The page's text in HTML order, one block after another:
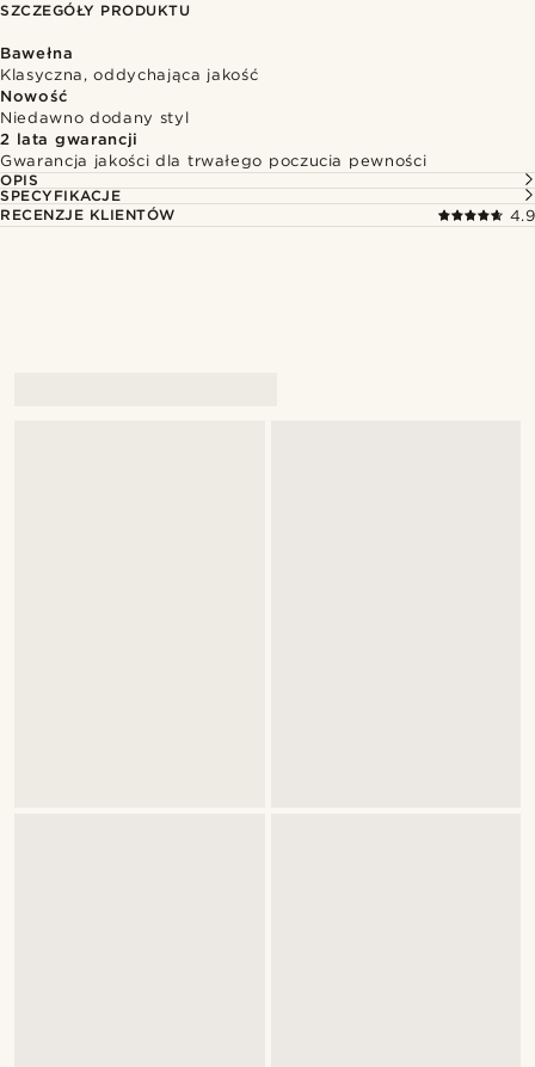
SZCZEGÓŁY PRODUKTU
Bawełna
Klasyczna, oddychająca jakość
Nowość
Niedawno dodany styl
2 lata gwarancji
Gwarancja jakości dla trwałego poczucia pewności
OPIS
SPECYFIKACJE
RECENZJE KLIENTÓW
4.9